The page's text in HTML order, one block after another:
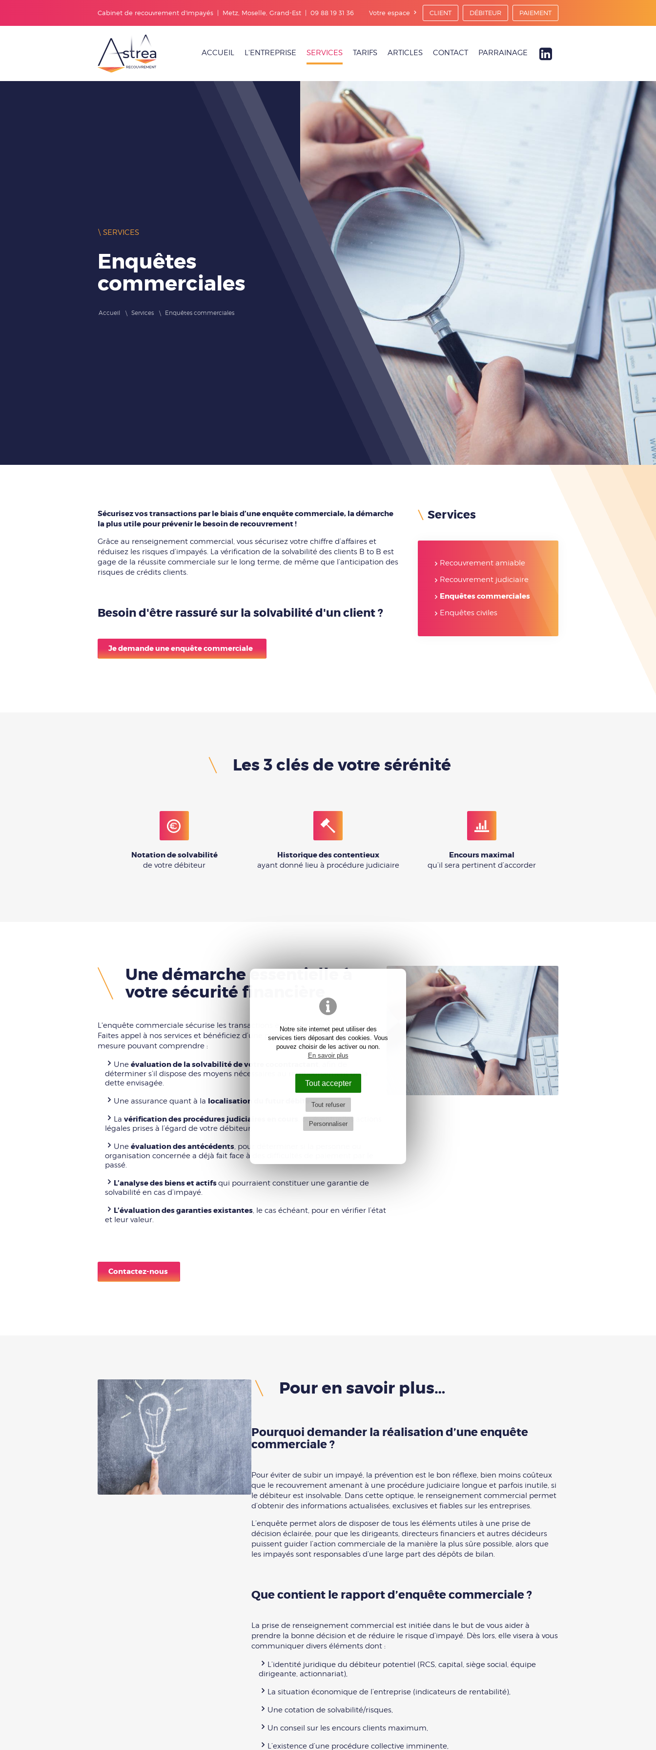
Notre site internet peut utiliser des
services tiers déposant des cookies. Vous
pouvez choisir de les activer ou non.
En savoir plus
Tout accepter
Tout refuser
Personnaliser
Cabinet de recouvrement d'impayés | Metz, Moselle, Grand-Est | 09 88 19 31 36 Votre espace CLIENT DÉBITEUR PAIEMENT
ACCUEIL L'ENTREPRISE SERVICES TARIFS ARTICLES CONTACT PARRAINAGE
\ SERVICES
Enquêtes
commerciales
Accueil Services Enquêtes commerciales
Sécurisez vos transactions par le biais d’une enquête commerciale, la démarche
la plus utile pour prévenir le besoin de recouvrement !
Grâce au renseignement commercial, vous sécurisez votre chiffre d’affaires et
réduisez les risques d’impayés. La vérification de la solvabilité des clients B to B est
gage de la réussite commerciale sur le long terme, de même que l’anticipation des
risques de crédits clients.
Besoin d'être rassuré sur la solvabilité d'un client ?
Je demande une enquête commerciale
Services
Recouvrement amiable
Recouvrement judiciaire
Enquêtes commerciales
Enquêtes civiles
Les 3 clés de votre sérénité
Notation de solvabilité
de votre débiteur
Historique des contentieux
ayant donné lieu à procédure judiciaire
Encours maximal
qu’il sera pertinent d’accorder
Une démarche essentielle à
votre sécurité financière
L'enquête commerciale sécurise les transactions et les encours importants.
Faites appel à nos services et bénéficiez d’une prise de renseignements sur-
mesure pouvant comprendre :
Une évaluation de la solvabilité de votre cocontractant
déterminer s’il dispose des moyens nécessaires au remboursement de la
dette envisagée.
Une assurance quant à la localisation du futur débiteur
La vérification des procédures judiciaires en cours
, ou éventuelles actions
légales prises à l’égard de votre débiteur.
Une évaluation des antécédents, pour déterminer si la personne ou
organisation concernée a déjà fait face à des difficultés de paiement par le
passé.
L’analyse des biens et actifsqui pourraient constituer une garantie de
solvabilité en cas d’impayé.
L’évaluation des garanties existantes, le cas échéant, pour en vérifier l’état
et leur valeur.
Contactez-nous
Pour en savoir plus…
Pourquoi demander la réalisation d’une enquête
commerciale ?
Pour éviter de subir un impayé, la prévention est le bon réflexe, bien moins coûteux
que le recouvrement amenant à une procédure judiciairelongue et parfois inutile, si
le débiteur est insolvable. Dans cette optique, le renseignement commercial permet
d’obtenir des informations actualisées, exclusives et fiables sur les entreprises.
L’enquête permet alors de disposer de tous les éléments utiles à une prise de
décision éclairée, pour que les dirigeants, directeurs financiers et autres décideurs
puissent guider l’action commerciale de la manière la plus sûre possible, alors que
les impayés sont responsables d’une large part des dépôts de bilan.
Que contient le rapport d’enquête commerciale ?
La prise de renseignement commercial est initiée dans le but de vous aider à
prendre la bonne décision et de réduire le risque d’impayé. Dès lors, elle visera à vous
communiquer divers éléments dont :
L’identité juridique du débiteur potentiel (RCS, capital, siège social, équipe
dirigeante, actionnariat),
La situation économique de l’entreprise (indicateurs de rentabilité),
Une cotation de solvabilité/risques,
Un conseil sur les encours clients maximum,
L’existence d’une procédure collective imminente,